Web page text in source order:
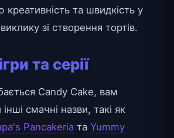
креативність та швидкість у
зі створення тортів.
та серії
Candy Cake, вам
смачні назви, такі як
Pancakeria та Yummy